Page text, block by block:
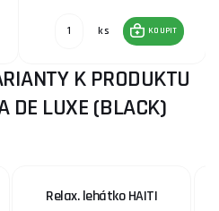
ks KOUPIT
K PRODUKTU
DE LUXE (BLACK)
Relax. lehátko HAITI